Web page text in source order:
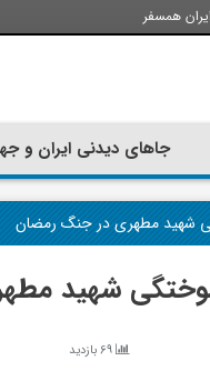
همسفر
جاهای دیدنی ایران و
شهید مطهری در جنگ رمضان
سوختگی شهید
69 بازدید